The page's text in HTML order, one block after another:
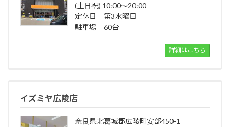
(土日祝) 10:00～20:00
定休日 第3水曜日
駐車場 60台
詳細はこちら
イズミヤ広陵店
奈良県北葛城郡広陵町安部450-1